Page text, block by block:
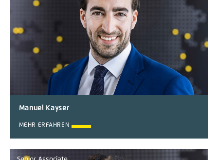
Manuel Kayser
MEHR ERFAHREN